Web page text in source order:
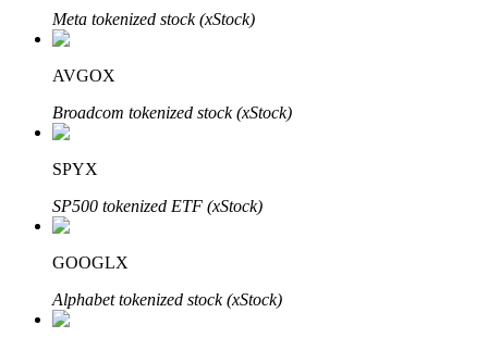
Partenaires Bitrue
Meta tokenized stock (xStock)
AVGOX
Broadcom tokenized stock (xStock)
SPYX
SP500 tokenized ETF (xStock)
GOOGLX
Alphabet tokenized stock (xStock)